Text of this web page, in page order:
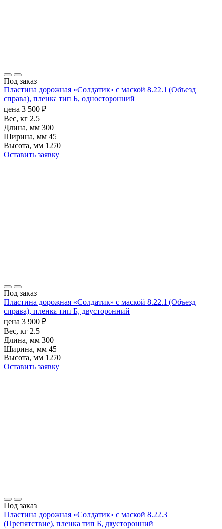
Под заказ
Пластина дорожная «Солдатик» с маской 8.22.1 (Объезд
справа), пленка тип Б, односторонний
цена 3 500 ₽
Вес, кг 2.5
Длина, мм 300
Ширина, мм 45
Высота, мм 1270
Оставить заявку
Под заказ
Пластина дорожная «Солдатик» с маской 8.22.1 (Объезд
справа), пленка тип Б, двусторонний
цена 3 900 ₽
Вес, кг 2.5
Длина, мм 300
Ширина, мм 45
Высота, мм 1270
Оставить заявку
Под заказ
Пластина дорожная «Солдатик» с маской 8.22.3
(Препятствие), пленка тип Б, двусторонний